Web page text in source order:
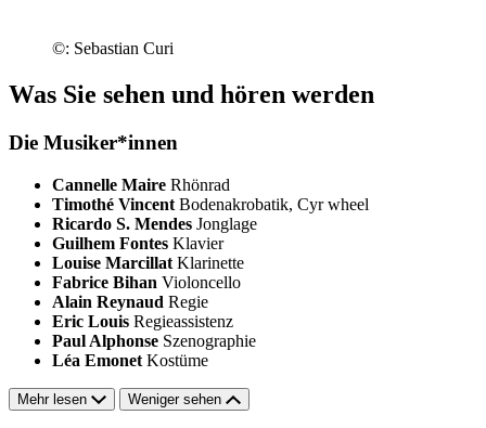
©: Sebastian Curi
Was Sie sehen und hören werden
Die Musiker*innen
Cannelle Maire Rhönrad
Timothé Vincent Bodenakrobatik, Cyr wheel
Ricardo S. Mendes Jonglage
Guilhem Fontes Klavier
Louise Marcillat Klarinette
Fabrice Bihan Violoncello
Alain Reynaud Regie
Eric Louis Regieassistenz
Paul Alphonse Szenographie
Léa Emonet Kostüme
Mehr lesen Weniger sehen